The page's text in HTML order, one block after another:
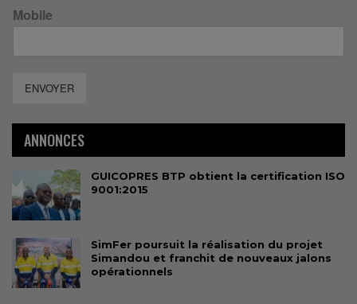
Mobile
ENVOYER
ANNONCES
GUICOPRES BTP obtient la certification ISO
9001:2015
SimFer poursuit la réalisation du projet
Simandou et franchit de nouveaux jalons
opérationnels